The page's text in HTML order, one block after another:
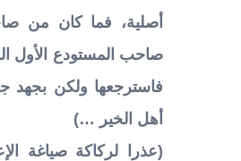
أصلية، فما كان من
صاحب المستودع الأول
فاسترجعها ولكن بجهد
أهل الخير …)
(عذرا لركاكة صياغة